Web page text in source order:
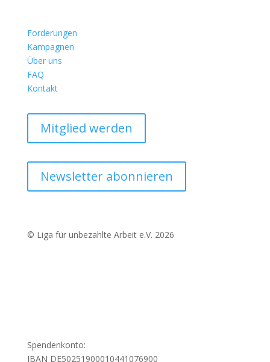
Forderungen
Kampagnen
Über uns
FAQ
Kontakt
Mitglied werden
Newsletter abonnieren
© Liga für unbezahlte Arbeit e.V. 2026
Spendenkonto:
IBAN DE50251900010441076900